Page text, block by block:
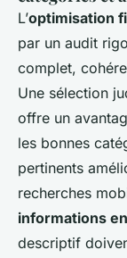
L’optimisation
par un audit
complet,
Une sélection
offre un
les bonnes
pertinents
recherches
informations
descriptif